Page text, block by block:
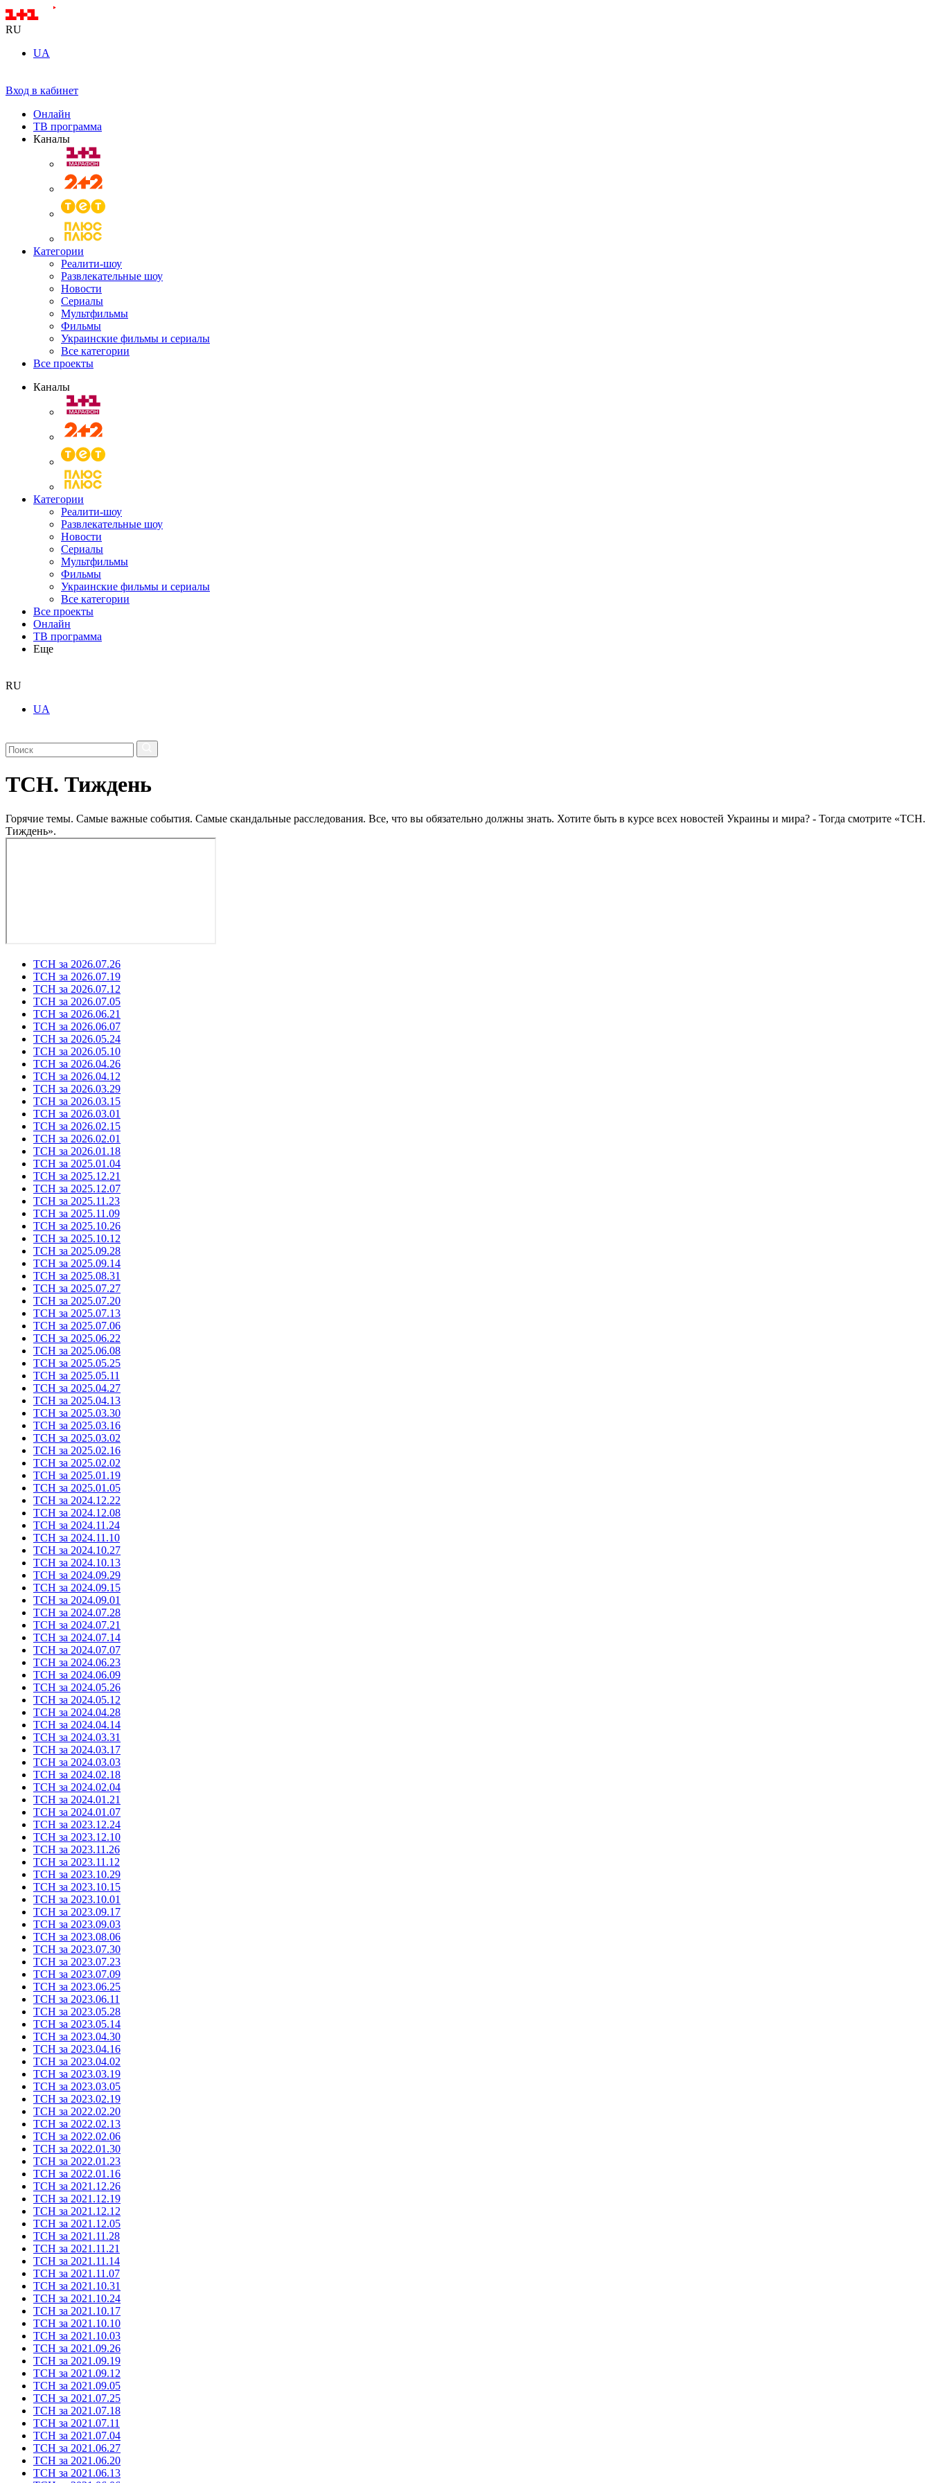
RU
UA
Вход в кабинет
Онлайн
ТВ программа
Каналы
Категории
Реалити-шоу
Развлекательные шоу
Новости
Сериалы
Мультфильмы
Фильмы
Украинские фильмы и сериалы
Все категории
Все проекты
Каналы
Категории
Реалити-шоу
Развлекательные шоу
Новости
Сериалы
Мультфильмы
Фильмы
Украинские фильмы и сериалы
Все категории
Все проекты
Онлайн
ТВ программа
Еще
RU
UA
ТСН. Тиждень
Горячие темы. Самые важные события. Самые скандальные расследования. Все, что вы обязательно должны знать. Хотите быть в курсе всех новостей Украины и мира? - Тогда смотрите «ТСН.
Тиждень».
ТСН за 2026.07.26
ТСН за 2026.07.19
ТСН за 2026.07.12
ТСН за 2026.07.05
ТСН за 2026.06.21
ТСН за 2026.06.07
ТСН за 2026.05.24
ТСН за 2026.05.10
ТСН за 2026.04.26
ТСН за 2026.04.12
ТСН за 2026.03.29
ТСН за 2026.03.15
ТСН за 2026.03.01
ТСН за 2026.02.15
ТСН за 2026.02.01
ТСН за 2026.01.18
ТСН за 2025.01.04
ТСН за 2025.12.21
ТСН за 2025.12.07
ТСН за 2025.11.23
ТСН за 2025.11.09
ТСН за 2025.10.26
ТСН за 2025.10.12
ТСН за 2025.09.28
ТСН за 2025.09.14
ТСН за 2025.08.31
ТСН за 2025.07.27
ТСН за 2025.07.20
ТСН за 2025.07.13
ТСН за 2025.07.06
ТСН за 2025.06.22
ТСН за 2025.06.08
ТСН за 2025.05.25
ТСН за 2025.05.11
ТСН за 2025.04.27
ТСН за 2025.04.13
ТСН за 2025.03.30
ТСН за 2025.03.16
ТСН за 2025.03.02
ТСН за 2025.02.16
ТСН за 2025.02.02
ТСН за 2025.01.19
ТСН за 2025.01.05
ТСН за 2024.12.22
ТСН за 2024.12.08
ТСН за 2024.11.24
ТСН за 2024.11.10
ТСН за 2024.10.27
ТСН за 2024.10.13
ТСН за 2024.09.29
ТСН за 2024.09.15
ТСН за 2024.09.01
ТСН за 2024.07.28
ТСН за 2024.07.21
ТСН за 2024.07.14
ТСН за 2024.07.07
ТСН за 2024.06.23
ТСН за 2024.06.09
ТСН за 2024.05.26
ТСН за 2024.05.12
ТСН за 2024.04.28
ТСН за 2024.04.14
ТСН за 2024.03.31
ТСН за 2024.03.17
ТСН за 2024.03.03
ТСН за 2024.02.18
ТСН за 2024.02.04
ТСН за 2024.01.21
ТСН за 2024.01.07
ТСН за 2023.12.24
ТСН за 2023.12.10
ТСН за 2023.11.26
ТСН за 2023.11.12
ТСН за 2023.10.29
ТСН за 2023.10.15
ТСН за 2023.10.01
ТСН за 2023.09.17
ТСН за 2023.09.03
ТСН за 2023.08.06
ТСН за 2023.07.30
ТСН за 2023.07.23
ТСН за 2023.07.09
ТСН за 2023.06.25
ТСН за 2023.06.11
ТСН за 2023.05.28
ТСН за 2023.05.14
ТСН за 2023.04.30
ТСН за 2023.04.16
ТСН за 2023.04.02
ТСН за 2023.03.19
ТСН за 2023.03.05
ТСН за 2023.02.19
ТСН за 2022.02.20
ТСН за 2022.02.13
ТСН за 2022.02.06
ТСН за 2022.01.30
ТСН за 2022.01.23
ТСН за 2022.01.16
ТСН за 2021.12.26
ТСН за 2021.12.19
ТСН за 2021.12.12
ТСН за 2021.12.05
ТСН за 2021.11.28
ТСН за 2021.11.21
ТСН за 2021.11.14
ТСН за 2021.11.07
ТСН за 2021.10.31
ТСН за 2021.10.24
ТСН за 2021.10.17
ТСН за 2021.10.10
ТСН за 2021.10.03
ТСН за 2021.09.26
ТСН за 2021.09.19
ТСН за 2021.09.12
ТСН за 2021.09.05
ТСН за 2021.07.25
ТСН за 2021.07.18
ТСН за 2021.07.11
ТСН за 2021.07.04
ТСН за 2021.06.27
ТСН за 2021.06.20
ТСН за 2021.06.13